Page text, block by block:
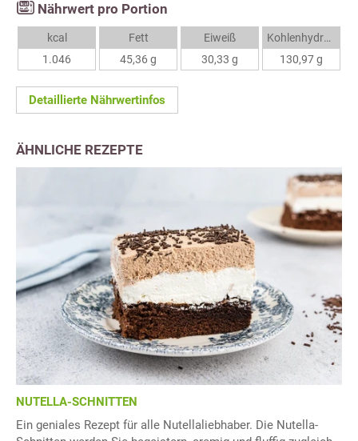
Nährwert pro Portion
kcal
1.046
Fett
45,36 g
Eiweiß
30,33 g
Kohlenhydrate
130,97 g
Detaillierte Nährwertinfos
ÄHNLICHE REZEPTE
NUTELLA-SCHNITTEN
Ein geniales Rezept für alle Nutellaliebhaber. Die Nutella-